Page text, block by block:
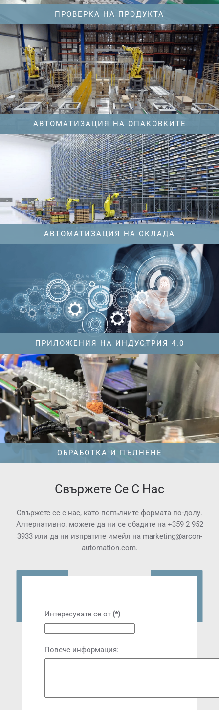
ПРОВЕРКА НА ПРОДУКТА
АВТОМАТИЗАЦИЯ НА ОПАКОВКИТЕ
АВТОМАТИЗАЦИЯ НА СКЛАДА
ПРИЛОЖЕНИЯ НА ИНДУСТРИЯ 4.0
ОБРАБОТКА И ПЪЛНЕНЕ
Свържете Се С Наc
Свържете се с нас, като попълните формата по-долу.
Алтернативно, можете да ни се обадите на +359 2 952
3933или да ни изпратите имейл на marketing@arcon-
automation.com.
Интересувате се от (*)
Повече информация: